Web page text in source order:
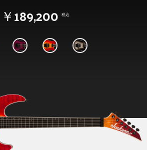
￥189,200 税込